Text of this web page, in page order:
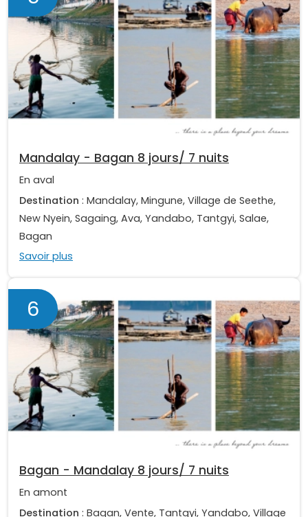
Mandalay - Bagan 8 jours/ 7 nuits
En aval
Destination : Mandalay, Mingune, Village de Seethe,
New Nyein, Sagaing, Ava, Yandabo, Tantgyi, Salae,
Bagan
Savoir plus
6
Bagan - Mandalay 8 jours/ 7 nuits
En amont
Destination : Bagan, Vente, Tantgyi, Yandabo, Village